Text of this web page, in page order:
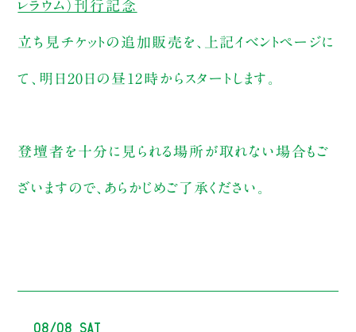
レラウム）刊行記念
立ち見チケットの追加販売を、上記イベントページに
て、明日20日の昼12時からスタートします。
登壇者を十分に見られる場所が取れない場合もご
ざいますので、あらかじめご了承ください。
08/08 Sat